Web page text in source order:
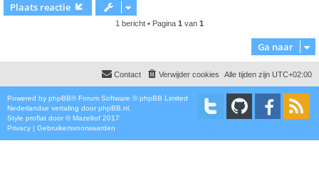
Plaats reactie
1 bericht • Pagina 1 van 1
Ga naar
Alle tijden zijn UTC+02:00
Verwijder cookies
Contact
Powered by phpBB® Forum Software © phpBB Limited
Nederlandse vertaling door phpBB.nl
Style proflat door ©Mazeltof 2017
Privacy | Gebruikersvoorwaarden